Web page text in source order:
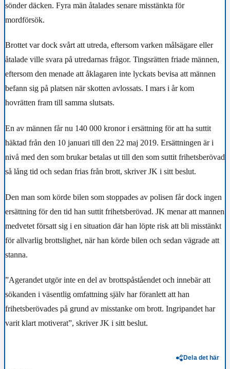
sönder däcken. Fyra män åtalades senare misstänkta för
mordförsök.
Brottet var dock svårt att utreda, eftersom varken målsägare eller
åtalade ville svara på utredarnas frågor. Tingsrätten friade männen,
eftersom den menade att åklagaren inte lyckats bevisa att männen
befann sig på platsen när skotten avlossats. I mars i år kom
hovrätten fram till samma slutsats.
En av männen får nu 140 000 kronor i ersättning för att ha suttit
häktad från den 10 januari till den 22 maj 2019. Ersättningen är i
nivå med den som brukar betalas ut till den som suttit frihetsberövad
så lång tid och sedan frias från brott, skriver JK i sitt beslut.
Den man som körde bilen som stoppades av polisen får dock ingen
ersättning för den tid han suttit frihetsberövad. JK menar att mannen
medvetet försatt sig i en situation där han löpte risk att bli misstänkt
för allvarlig brottslighet, när han körde bilen och sedan vägrade att
stanna.
”Agerandet utgör inte en del av brottspåståendet och innebär att
sökanden i väsentlig omfattning själv har föranlett att han
frihetsberövades på grund av misstanke om brott. Ingripandet har
varit klart motiverat”, skriver JK i sitt beslut.
Dela det här